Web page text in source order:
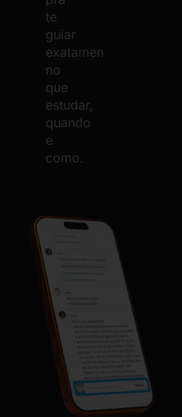
te
guiar
exatamente
no
que
estudar,
quando
e
como.